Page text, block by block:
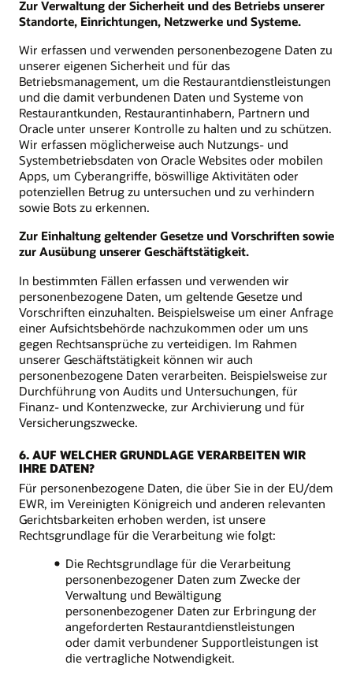
Zur Verwaltung der Sicherheit und des Betriebs unserer
Standorte, Einrichtungen, Netzwerke und Systeme.
Wir erfassen und verwenden personenbezogene Daten zu
unserer eigenen Sicherheit und für das
Betriebsmanagement, um die Restaurantdienstleistungen
und die damit verbundenen Daten und Systeme von
Restaurantkunden, Restaurantinhabern, Partnern und
Oracle unter unserer Kontrolle zu halten und zu schützen.
Wir erfassen möglicherweise auch Nutzungs- und
Systembetriebsdaten von Oracle Websites oder mobilen
Apps, um Cyberangriffe, böswillige Aktivitäten oder
potenziellen Betrug zu untersuchen und zu verhindern
sowie Bots zu erkennen.
Zur Einhaltung geltender Gesetze und Vorschriften sowie
zur Ausübung unserer Geschäftstätigkeit.
In bestimmten Fällen erfassen und verwenden wir
personenbezogene Daten, um geltende Gesetze und
Vorschriften einzuhalten. Beispielsweise um einer Anfrage
einer Aufsichtsbehörde nachzukommen oder um uns
gegen Rechtsansprüche zu verteidigen. Im Rahmen
unserer Geschäftstätigkeit können wir auch
personenbezogene Daten verarbeiten. Beispielsweise zur
Durchführung von Audits und Untersuchungen, für
Finanz- und Kontenzwecke, zur Archivierung und für
Versicherungszwecke.
6. AUF WELCHER GRUNDLAGE VERARBEITEN WIR
IHRE DATEN?
Für personenbezogene Daten, die über Sie in der EU/dem
EWR, im Vereinigten Königreich und anderen relevanten
Gerichtsbarkeiten erhoben werden, ist unsere
Rechtsgrundlage für die Verarbeitung wie folgt:
Die Rechtsgrundlage für die Verarbeitung
personenbezogener Daten zum Zwecke der
Verwaltung und Bewältigung
personenbezogener Daten zur Erbringung der
angeforderten Restaurantdienstleistungen
oder damit verbundener Supportleistungen ist
die vertragliche Notwendigkeit.